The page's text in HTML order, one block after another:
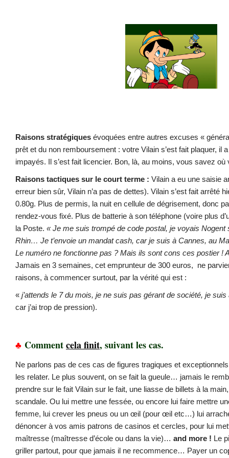
Raisons stratégiques évoquées entre autres excuses «
prêt et du non remboursement : votre Vilain s’est fait plaquer, il
impayés. Il s’est fait licencier. Bon, là, au moins, vous savez où
Raisons tactiques sur le court terme : Vilain a eu une saisie
erreur bien sûr, Vilain n’a pas de dettes). Vilain s’est fait arrêté
0.80g. Plus de permis, la nuit en cellule de dégrisement, donc
rendez-vous fixé. Plus de batterie à son téléphone (voire plus
la Poste. « Je me suis trompé de code postal, je voyais Nogent
Rhin… Je t’envoie un mandat cash, car je suis à Cannes, au
Le numéro ne fonctionne pas ? Mais ils sont cons ces postier !
Jamais en 3 semaines, cet emprunteur de 300 euros, ne
raisons, à commencer surtout, par la vérité qui est :
« j’attends le 7 du mois, je ne suis pas gérant de société, je
car j’ai trop de pression).
♣ Commentcela finit, suivant les cas.
Ne parlons pas de ces cas de figures tragiques et
les relater. Le plus souvent, on se fait la gueule… jamais le
prendre sur le fait Vilain sur le fait, une liasse de billets à la
scandale. Ou lui mettre une fessée, ou encore lui faire mettre
femme, lui crever les pneus ou un œil (pour œil etc…) lui
dénoncer à vos amis patrons de casinos et cercles, pour lui
maîtresse (maîtresse d’école ou dans la vie)… and more ! Le
griller partout, pour que jamais il ne recommence… Payer un